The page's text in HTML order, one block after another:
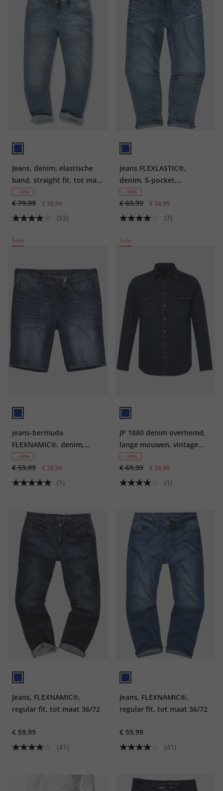
Jeans, denim, elastische
band, straight fit, tot maat
70/35
- 50%
€ 79,99 € 39,99
(53)
jeans FLEXLASTIC®,
denim, 5-pocket,
destroyed, straight fit, tot
mt. 70/35
- 50%
€ 69,99 € 34,99
(7)
Sale
jeans-bermuda
FLEXNAMIC®, denim,
Straight Fit, 5-pocket, tot
maat 72
- 50%
€ 59,99 € 29,99
(1)
Sale
JP 1880 denim overhemd,
lange mouwen, vintage
look, kentkraag, Modern
Fit, tot 8XL
- 50%
€ 69,99 € 34,99
(1)
Jeans, FLEXNAMIC®,
regular fit, tot maat 36/72
€ 59,99
(41)
Jeans, FLEXNAMIC®,
regular fit, tot maat 36/72
€ 59,99
(41)